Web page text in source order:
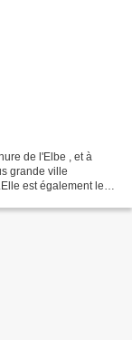
de l'Elbe , et à
grande ville
est également le